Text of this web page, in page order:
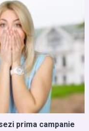
prima campanie